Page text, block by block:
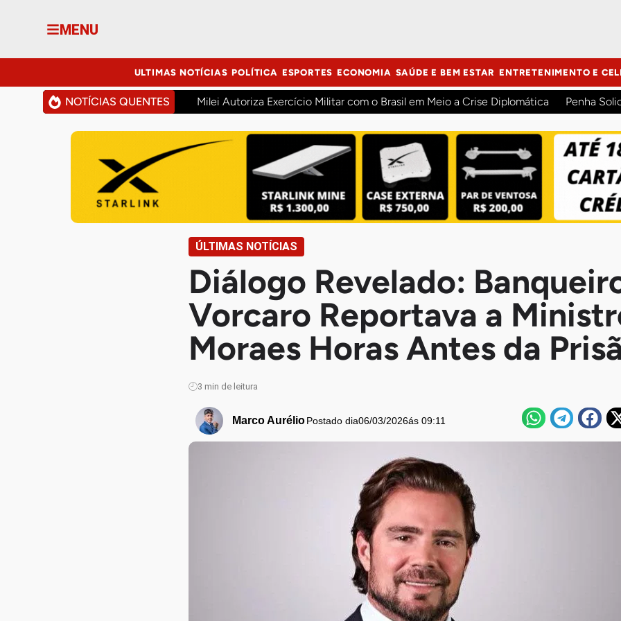
MENU
ULTIMAS NOTÍCIAS POLÍTICA ESPORTES ECONOMIA SAÚDE E BEM ESTAR ENTRETENIMENTO E
NOTÍCIAS QUENTES Milei Autoriza Exercício Militar com o Brasil em Meio a Crise Diplomática Penha
ÚLTIMAS NOTÍCIAS
Diálogo Revelado:
Vorcaro Reportava a
Moraes Horas Antes da
3 min de leitura
Marco Aurélio Postado dia06/03/2026ás 09:11